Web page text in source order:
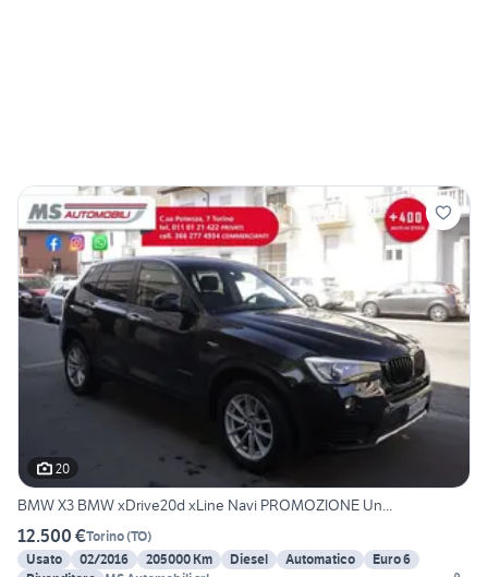
20
BMW X3 BMW xDrive20d xLine Navi PROMOZIONE Un...
12.500 €Torino(TO)
Usato
02/2016 205000 Km Diesel Automatico
Euro 6